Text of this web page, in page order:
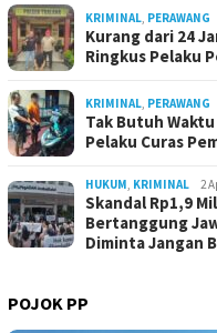
KRIMINAL PERAWANG
Kurang dari 24
Ringkus Pelaku
KRIMINAL PERAWANG
Tak Butuh
Pelaku Curas
HUKUM KRIMINAL 2
Skandal Rp1,9
Bertanggung
Diminta Jangan
POJOK PP